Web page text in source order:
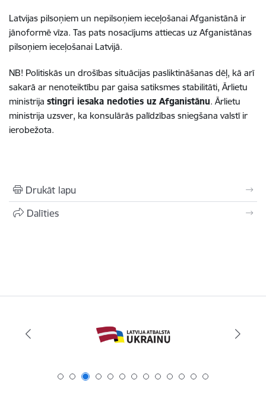
Latvijas pilsoņiem un nepilsoņiem ieceļošanai Afganistānā ir
jānoformē vīza. Tas pats nosacījums attiecas uz Afganistānas
pilsoņiem ieceļošanai Latvijā.
NB! Politiskās un drošības situācijas pasliktināšanas dēļ, kā arī
sakarā ar nenoteiktību par gaisa satiksmes stabilitāti, Ārlietu
ministrija stingri iesaka nedoties uz Afganistānu. Ārlietu
ministrija uzsver, ka konsulārās palīdzības sniegšana valstī ir
ierobežota.
Drukāt lapu
Dalīties